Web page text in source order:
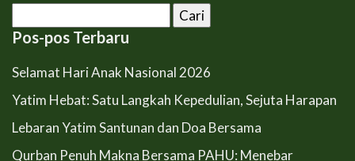
untuk:
Pos-pos Terbaru
Selamat Hari Anak Nasional 2026
Yatim Hebat: Satu Langkah Kepedulian, Sejuta Harapan
Lebaran Yatim Santunan dan Doa Bersama
Qurban Penuh Makna Bersama PAHU: Menebar